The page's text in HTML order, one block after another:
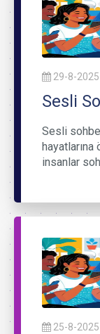
29-8-2025
Sesli
Sesli
hayatlarına
insanlar
25-8-2025